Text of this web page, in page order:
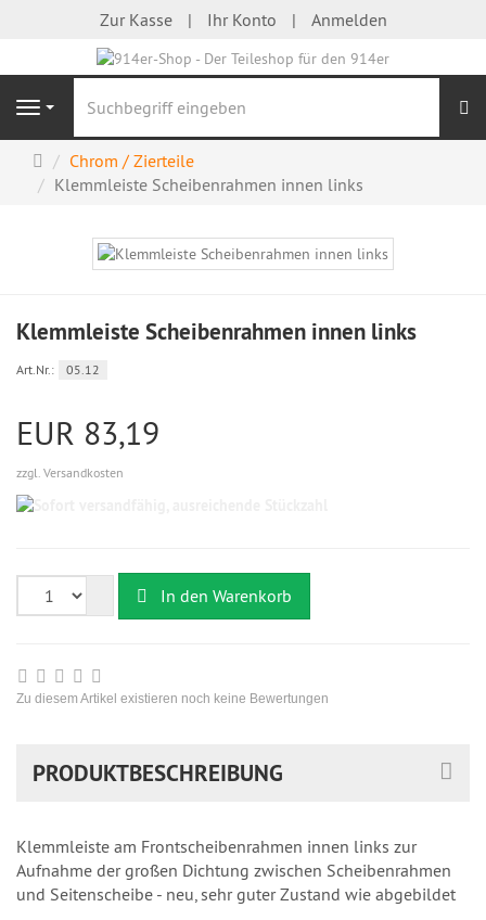
Zur Kasse Ihr Konto Anmelden
Navigation
Startseite
Chrom / Zierteile
Klemmleiste Scheibenrahmen innen links
Klemmleiste Scheibenrahmen innen links
Art.Nr.: 05.12
EUR 83,19
zzgl. Versandkosten
In den Warenkorb
Zu diesem Artikel existieren noch keine Bewertungen
PRODUKTBESCHREIBUNG
Klemmleiste am Frontscheibenrahmen innen links zur
Aufnahme der großen Dichtung zwischen Scheibenrahmen
und Seitenscheibe - neu, sehr guter Zustand wie abgebildet